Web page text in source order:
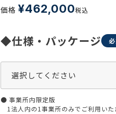
〒550-0013
価格 ¥462,000税込
◆仕様・パッケージ
● 事業所内限定版
1法人内の1事業所のみでご利用いた